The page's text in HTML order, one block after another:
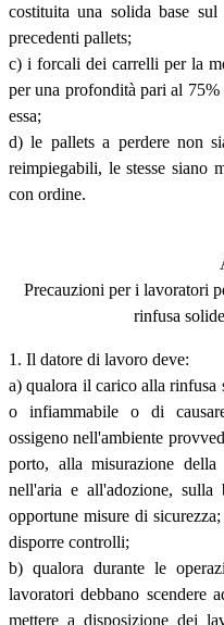
costituita una solida base
precedenti pallets;
c) i forcali dei carrelli per la
per una profondità pari al 75%
essa;
d) le pallets a perdere non
reimpiegabili, le stesse siano
con ordine.
Precauzioni per i lavoratori
rinfusa
1. Il datore di lavoro deve:
a) qualora il carico alla rinfusa
o infiammabile o di
ossigeno nell'ambiente
porto, alla misurazione
nell'aria e all'adozione, sulla
opportune misure di
disporre controlli;
b) qualora durante le
lavoratori debbano scendere
mettere a disposizione dei